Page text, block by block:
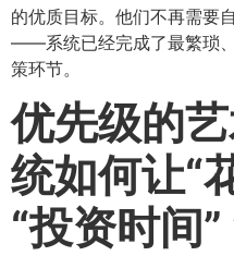
的优质目标。他们不再需要
——系统已经完成了最繁琐
策环节。
优先级的
统如何让“
“投资时间”